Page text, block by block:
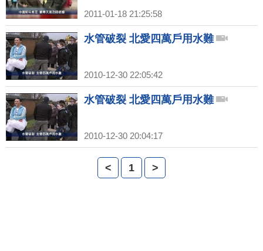
2011-01-18 21:25:58
水管破裂 北愛四萬戶用水難
2010-12-30 22:05:42
水管破裂 北愛四萬戶用水難
2010-12-30 20:04:17
< 1 >